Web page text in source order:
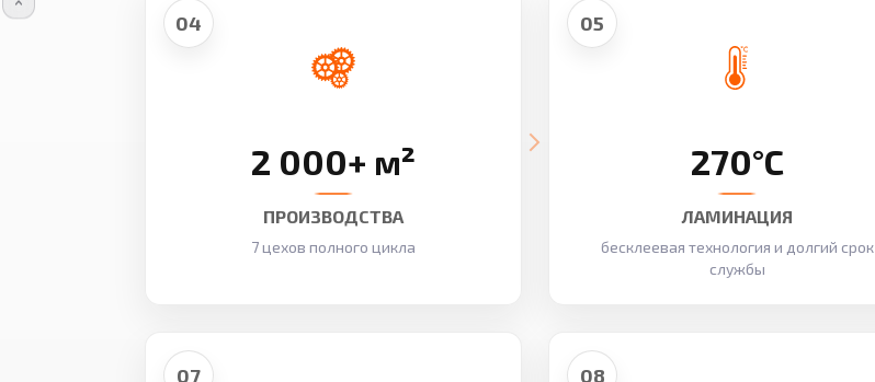
04
2 000+ м²
ПРОИЗВОДСТВА
7 цехов полного цикла
05
270°C
ЛАМИНАЦИЯ
бесклеевая технология и долгий срок
службы
07 08